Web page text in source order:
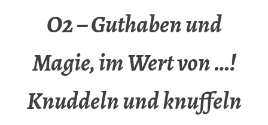
O2 – Guthaben und
Magie, im Wert von …!
Knuddeln und knuffeln